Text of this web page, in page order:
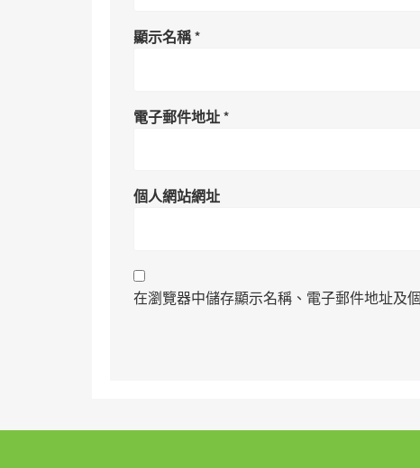
顯示名稱*
電子郵件地址*
個人網站網址
在瀏覽器中儲存顯示名稱、電子郵件地址及